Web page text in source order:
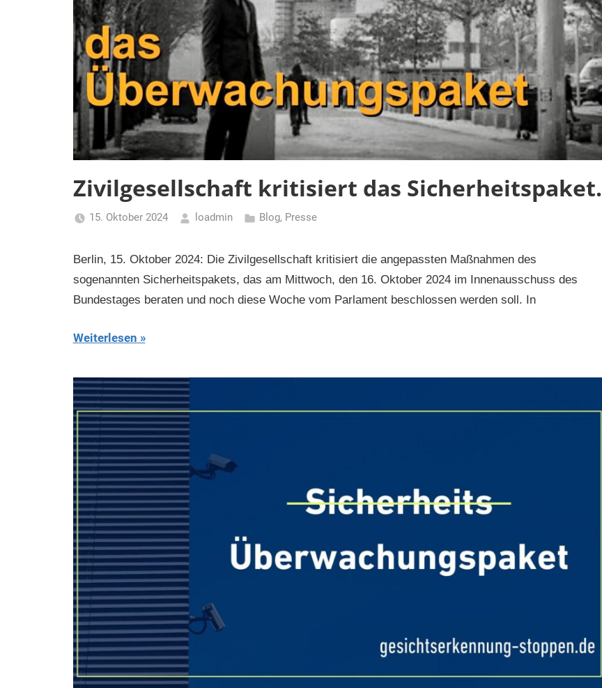
Zivilgesellschaft kritisiert das Sicherheitspaket.
15. Oktober 2024 loadmin Blog, Presse
Berlin, 15. Oktober 2024: Die Zivilgesellschaft kritisiert die angepassten Maßnahmen des
sogenannten Sicherheitspakets, das am Mittwoch, den 16. Oktober 2024 im Innenausschuss des
Bundestages beraten und noch diese Woche vom Parlament beschlossen werden soll. In
Weiterlesen